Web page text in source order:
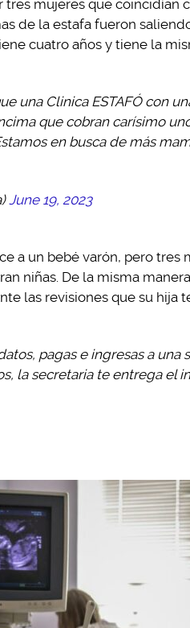
tres mujeres que coincidían
de la estafa fueron
cuatro años y tiene la
una Clinica ESTAFÓ con
que cobran carísimo
en busca de más
June 19, 2023
a un bebé varón, pero tres
niñas. De la misma
las revisiones que su hija
pagas e ingresas a una
la secretaria te entrega el